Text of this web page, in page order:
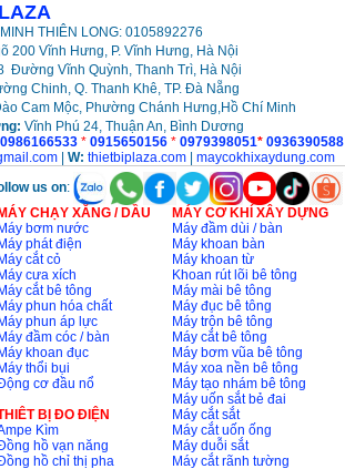
THIÊN LONG: 0105892276
200 Vĩnh Hưng, P. Vĩnh Hưng, Hà Nội
Đường Vĩnh Quỳnh, Thanh Trì, Hà Nội
Chinh, Q. Thanh Khê, TP. Đà Nẵng
Cam Mộc, Phường Chánh Hưng,Hồ Chí Minh
Vĩnh Phú 24, Thuận An, Bình Dương
0986166533 * 0915650156* 0979398051* 0936390588
| W: thietbiplaza.com| maycokhixaydung.com
us on:
MÁY CHẠY XĂNG / DẦU
Máy bơm nước
Máy phát điện
Máy cắt cỏ
Máy cưa xích
Máy cắt bê tông
Máy phun hóa chất
Máy phun áp lực
Máy đầm cóc / bàn
Máy khoan đục
Máy thổi bụi
cơ đầu nổ
BỊ ĐO ĐIỆN
Kìm
hồ vạn năng
hồ chỉ thị pha
MÁY CƠ KHÍ XÂY DỰNG
Máy đầm dùi / bàn
Máy khoan bàn
Máy khoan từ
Khoan rút lõi bê tông
Máy mài bê tông
Máy đục bê tông
Máy trộn bê tông
Máy cắt bê tông
Máy bơm vũa bê tông
Máy xoa nền bê tông
Máy tạo nhám bê tông
Máy uốn sắt bẻ đai
Máy cắt sắt
Máy cắt uốn ống
Máy duỗi sắt
Máy cắt rãnh tường